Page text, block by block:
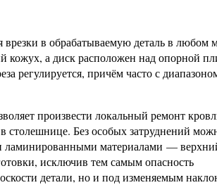
в обрабатываемую деталь в любом
кожух, а диск расположен над опорной
регулируется, причём часто с
произвести локальный ремонт
столешнице. Без особых затруднений
ламинированными материалами —
исключив тем самым опасность
детали, но и под изменяемым